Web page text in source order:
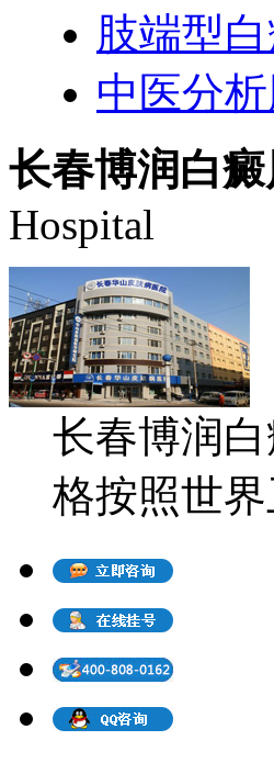
肢端型
中医分
长春博润白
Hospital
长春博润
格按照世